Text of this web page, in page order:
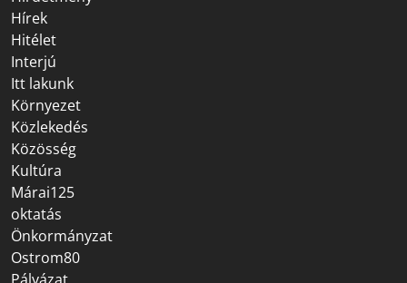
Hírek
Hitélet
Interjú
Itt lakunk
Környezet
Közlekedés
Közösség
Kultúra
Márai125
oktatás
Önkormányzat
Ostrom80